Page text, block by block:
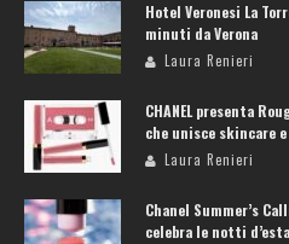
Hotel Veronesi La
minuti da Verona
Laura Renieri
CHANEL presenta
che unisce skincare
Laura Renieri
Chanel Summer’s
celebra le notti